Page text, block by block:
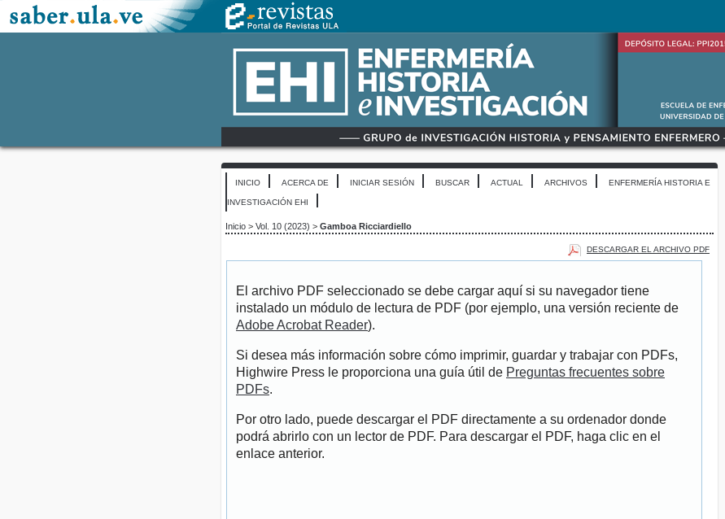
INICIO ACERCA DE INICIAR SESIÓN BUSCAR ACTUAL ARCHIVOS ENFERMERÍA HISTORIA E
INVESTIGACIÓN EHI
Inicio > Vol. 10 (2023) > Gamboa Ricciardiello
DESCARGAR EL ARCHIVO PDF
El archivo PDF seleccionado se debe cargar aquí si su navegador tiene
instalado un módulo de lectura de PDF (por ejemplo, una versión reciente de
Adobe Acrobat Reader).
Si desea más información sobre cómo imprimir, guardar y trabajar con PDFs,
Highwire Press le proporciona una guía útil de Preguntas frecuentes sobre
PDFs.
Por otro lado, puede descargar el PDF directamente a su ordenador donde
podrá abrirlo con un lector de PDF. Para descargar el PDF, haga clic en el
enlace anterior.